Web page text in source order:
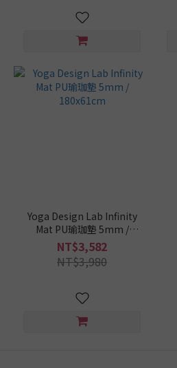
Yoga Design Lab Infinity
Mat PU瑜珈墊 5mm /
180x61cm
NT$3,582
NT$3,980